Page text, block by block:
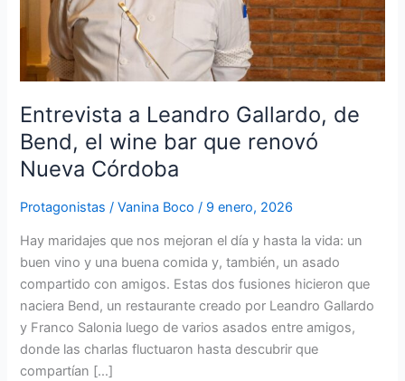
Entrevista a Leandro Gallardo, de
Bend, el wine bar que renovó
Nueva Córdoba
Protagonistas /Vanina Boco / 9 enero, 2026
Hay maridajes que nos mejoran el día y hasta la vida: un
buen vino y una buena comida y, también, un asado
compartido con amigos. Estas dos fusiones hicieron que
naciera Bend, un restaurante creado por Leandro Gallardo
y Franco Salonia luego de varios asados entre amigos,
donde las charlas fluctuaron hasta descubrir que
compartían […]
bar
renovó
Córdoba